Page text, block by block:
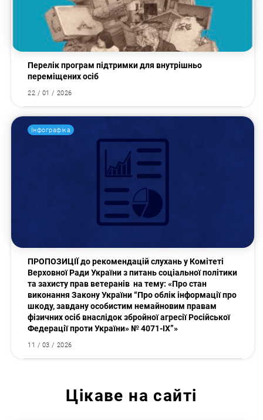
Перелік програм підтримки для внутрішньо
переміщених осіб
22 / 01 / 2026
Інфографіка
ПРОПОЗИЦІЇ до рекомендацій слухань у Комітеті
Верховної Ради України з питань соціальної політики
та захисту прав ветеранів на тему: «Про стан
виконання Закону України “Про облік інформації про
шкоду, завдану особистим немайновим правам
фізичних осіб внаслідок збройної агресії Російської
Федерації проти України» № 4071-ІХ”»
11 / 03 / 2026
Цікаве на сайті